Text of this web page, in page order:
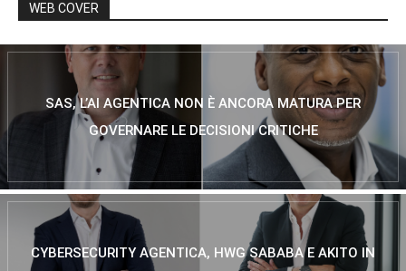
WEB COVER
SAS, L’AI AGENTICA NON È ANCORA MATURA PER
GOVERNARE LE DECISIONI CRITICHE
CYBERSECURITY AGENTICA, HWG SABABA E AKITO IN